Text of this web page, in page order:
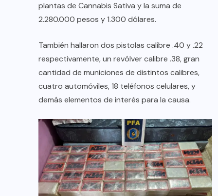
plantas de Cannabis Sativa y la suma de
2.280.000 pesos y 1.300 dólares.
También hallaron dos pistolas calibre .40 y .22
respectivamente, un revólver calibre .38, gran
cantidad de municiones de distintos calibres,
cuatro automóviles, 18 teléfonos celulares, y
demás elementos de interés para la causa.